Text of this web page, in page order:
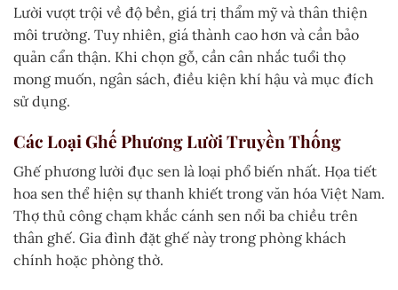
Lười vượt trội về độ bền, giá trị thẩm mỹ và thân thiện
môi trường. Tuy nhiên, giá thành cao hơn và cần bảo
quản cẩn thận. Khi chọn gỗ, cần cân nhắc tuổi thọ
mong muốn, ngân sách, điều kiện khí hậu và mục đích
sử dụng.
Các Loại Ghế Phương Lười Truyền Thống
Ghế phương lười đục sen là loại phổ biến nhất. Họa tiết
hoa sen thể hiện sự thanh khiết trong văn hóa Việt Nam.
Thợ thủ công chạm khắc cánh sen nổi ba chiều trên
thân ghế. Gia đình đặt ghế này trong phòng khách
chính hoặc phòng thờ.